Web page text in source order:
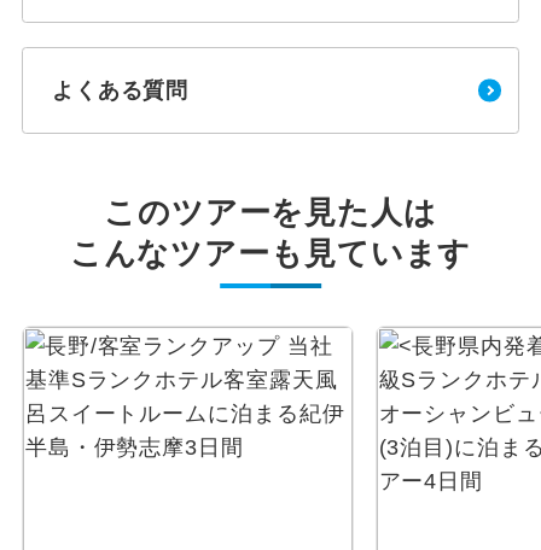
よくある質問
このツアーを見た人は
こんなツアーも見ています